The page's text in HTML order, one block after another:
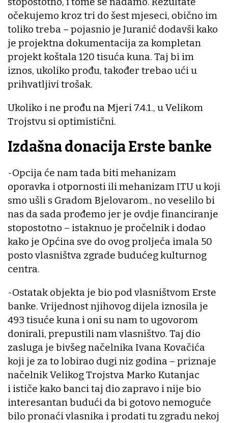
očekujemo kroz tri do šest mjeseci, obično im
toliko treba – pojasnio je Juranić dodavši kako
je projektna dokumentacija za kompletan
projekt koštala 120 tisuća kuna. Taj bi im
iznos, ukoliko prođu, također trebao ući u
prihvatljivi trošak.
Ukoliko i ne prođu na Mjeri 7.4.1., u Velikom
Trojstvu si optimistični.
Izdašna donacija Erste banke
-Opcija će nam tada biti mehanizam
oporavka i otpornosti ili mehanizam ITU u koji
smo ušli s Gradom Bjelovarom., no veselilo bi
nas da sada prođemo jer je ovdje financiranje
stopostotno – istaknuo je pročelnik i dodao
kako je Općina sve do ovog proljeća imala 50
posto vlasništva zgrade budućeg kulturnog
centra.
-Ostatak objekta je bio pod vlasništvom Erste
banke. Vrijednost njihovog dijela iznosila je
493 tisuće kuna i oni su nam to ugovorom
donirali, prepustili nam vlasništvo. Taj dio
zasluga je bivšeg načelnika Ivana Kovačića
koji je za to lobirao dugi niz godina – priznaje
načelnik Velikog Trojstva Marko Kutanjac
i ističe kako banci taj dio zapravo i nije bio
interesantan budući da bi gotovo nemoguće
bilo pronaći vlasnika i prodati tu zgradu nekoj